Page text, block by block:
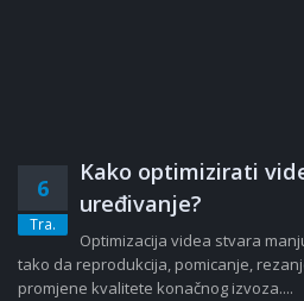
6
Tra.
Kako optimizirati
uređivanje?
Optimizacija videa stvara
tako da reprodukcija, pomicanje,
promjene kvalitete konačnog izvoza....